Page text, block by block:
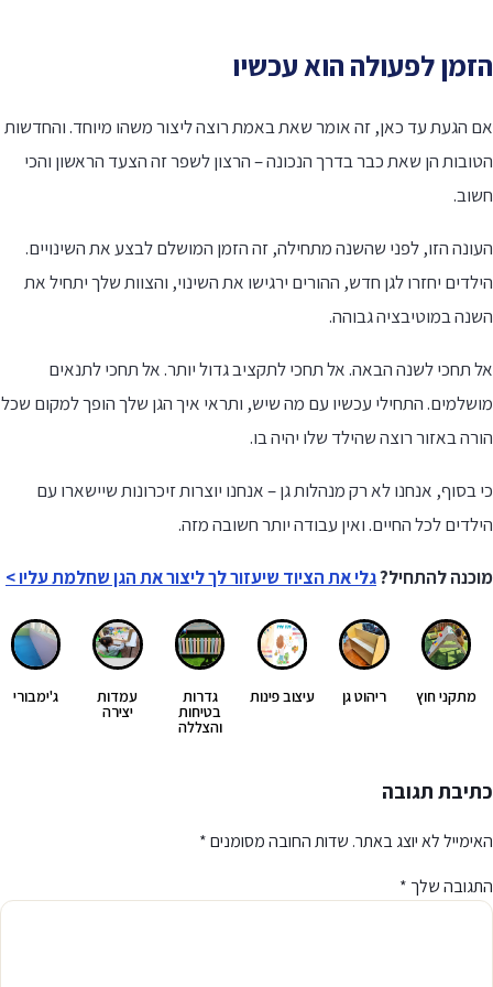
לפעולה הוא עכשיו
הגעת עד כאן, זה אומר שאת באמת רוצה ליצור משהו מיוחד. והחדשות
הן שאת כבר בדרך הנכונה – הרצון לשפר זה הצעד הראשון והכי
הזו, לפני שהשנה מתחילה, זה הזמן המושלם לבצע את השינויים.
יחזרו לגן חדש, ההורים ירגישו את השינוי, והצוות שלך יתחיל את
במוטיבציה גבוהה.
תחכי לשנה הבאה. אל תחכי לתקציב גדול יותר. אל תחכי לתנאים
התחילי עכשיו עם מה שיש, ותראי איך הגן שלך הופך למקום שכל
באזור רוצה שהילד שלו יהיה בו.
בסוף, אנחנו לא רק מנהלות גן – אנחנו יוצרות זיכרונות שיישארו עם
לכל החיים. ואין עבודה יותר חשובה מזה.
להתחיל?גלי את הציוד שיעזור לך ליצור את הגן שחלמת עליו >
מתקני חוץ ריהוט גן עיצוב פינות גדרות
בטיחות
והצללה
עמדות
יצירה
ג'ימבורי
תגובה
לא יוצג באתר.שדות החובה מסומנים*
שלך*